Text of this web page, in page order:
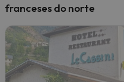
franceses do norte